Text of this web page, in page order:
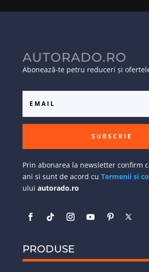
AUTORADO.RO
Abonează-te petru reduceri și
SUBSCRIE
Prin abonarea la newsletter confirm
ani si sunt de acord cu Termenii si
ului autorado.ro
PRODUSE